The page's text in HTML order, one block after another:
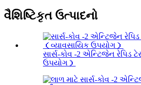
વૈશિષ્ટિકૃત ઉત્પાદનો
સાર્સ-કોવ -2 એન્ટિજેન રેપિડ
ઉપયોગ）